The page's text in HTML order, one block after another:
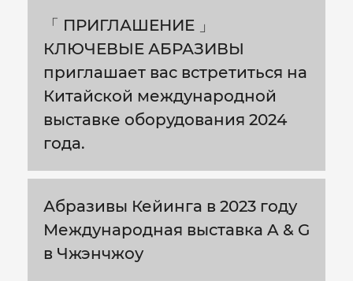
「 ПРИГЛАШЕНИЕ 」
КЛЮЧЕВЫЕ АБРАЗИВЫ
приглашает вас встретиться на
Китайской международной
выставке оборудования 2024
года.
Абразивы Кейинга в 2023 году
Международная выставка A & G
в Чжэнчжоу